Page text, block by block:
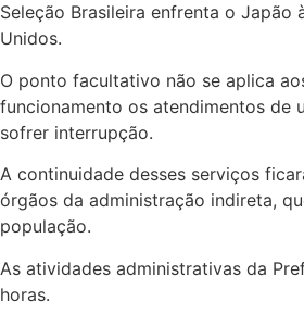
Seleção Brasileira enfrenta o Japão
Unidos.
O ponto facultativo não se aplica
funcionamento os atendimentos de
sofrer interrupção.
A continuidade desses serviços
órgãos da administração indireta,
população.
As atividades administrativas da
horas.